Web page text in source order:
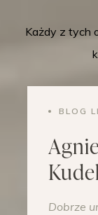
Każdy z tych
BLOG
Dobrze